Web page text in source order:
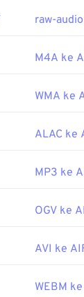
aiff-aif-
raw-
M4A ke
WMA ke
ALAC ke
MP3 ke
OGV ke
AVI ke
WEBM